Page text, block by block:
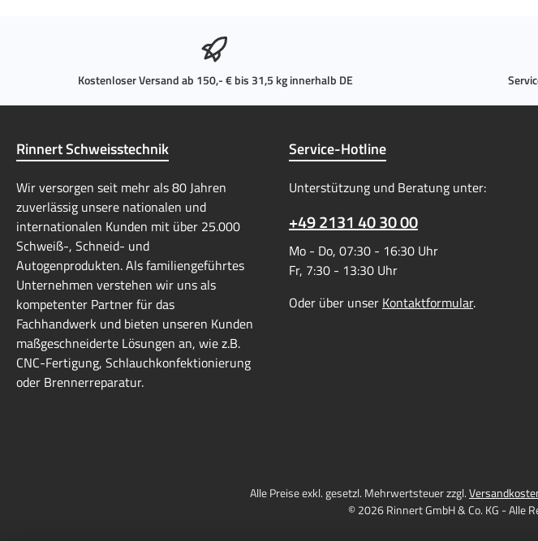
Durchmesser möglich,
Sonderanschlüsse auf Anfrage. Der
Edelstahlwellschlauch erfüllt die
mit Lebensmittelgasen geeignet. Es
dass der Schlauch im
Lebensmittelbereich eingesetzt
werden soll, da nur Weichdichter mit
FDA-Zulassung eingesetzt werden
dürfen. Momentan sind noch nicht
alle unsere Anschlussdichtungen FDA
konform. Bei Anschlussarmaturen mit
metallischer Abdichtung ist die
Voraussetzung gegeben.
Edelstahlwellschlauch erfüllt die
mit Lebensmittelgasen geeignet. Es
dass der Schlauch im
Lebensmittelbereich eingesetzt
werden soll, da nur Weichdichter mit
FDA-Zulassung eingesetzt werden
dürfen. Momentan sind noch nicht
konform. Bei Anschlussarmaturen mit
Kostenloser Versand ab 150,- € bis 31,5 kg innerhalb DE
Rinnert Schweisstechnik
Wir versorgen seit mehr als 80 Jahren
zuverlässig unsere nationalen und
internationalen Kunden mit über 25.000
Schweiß-, Schneid- und
Autogenprodukten. Als familiengeführtes
Unternehmen verstehen wir uns als
kompetenter Partner für das
Fachhandwerk und bieten unseren Kunden
maßgeschneiderte Lösungen an, wie z.B.
CNC-Fertigung, Schlauchkonfektionierung
oder Brennerreparatur.
Service-Hotline
Unterstützung und Beratung unter:
+49 2131 40 30 00
Mo - Do, 07:30 - 16:30 Uhr
Fr, 7:30 - 13:30 Uhr
Oder über unser Kontaktformular.
Alle Preise exkl. gesetzl. Mehrwertsteuer zzgl.
© 2026 Rinnert GmbH & Co. KG - Alle